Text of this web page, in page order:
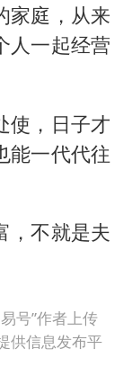
家庭，从来
人一起经营
使，日子才
能一代代往
，不就是夫
号”作者上传
供信息发布平